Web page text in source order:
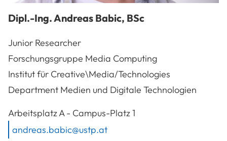
Dipl.-Ing.Andreas Babic, BSc
Junior Researcher
Forschungsgruppe Media Computing
Institut für Creative\Media/Technologies
Department Medien und Digitale Technologien
ArbeitsplatzA - Campus-Platz 1
andreas.babic@ustp.at